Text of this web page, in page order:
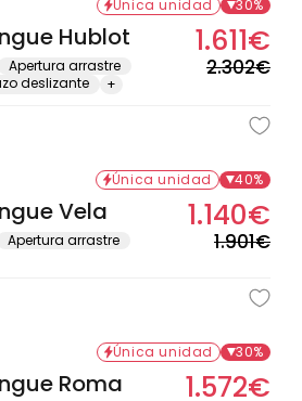
Única unidad 30%
Hublot
Apertura arrastre
deslizante +
2.302€de
1.611€
Única unidad 40%
Vela
Apertura arrastre
1.901€de
1.140€
Única unidad 30%
Roma 1.572€